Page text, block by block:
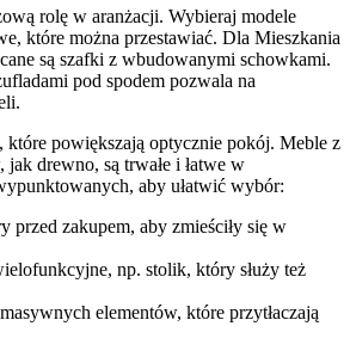
rolę w aranżacji. Wybieraj modele
które można przestawiać. Dla Mieszkania
są szafki z wbudowanymi schowkami.
pod spodem pozwala na
które powiększają optycznie pokój. Meble z
jak drewno, są trwałe i łatwe w
aby ułatwić wybór:
przed zakupem, aby zmieściły się w
np. stolik, który służy też
elementów, które przytłaczają